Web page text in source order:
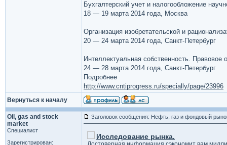
Бухгалтерский учет и налогообложение
18 — 19 марта 2014 года, Москва
Организация изобретательской и
20 — 24 марта 2014 года, Санкт-Петербург
Интеллектуальная собственность. Правовое
24 — 28 марта 2014 года, Санкт-Петербург
Подробнее
http://www.cntiprogress.ru/specially/page/23996
Вернуться к началу
Oil, gas and stock
market
Специалист
Зарегистрирован:
Заголовок сообщения: Нефть, газ и фондовый
Исследование рынка.